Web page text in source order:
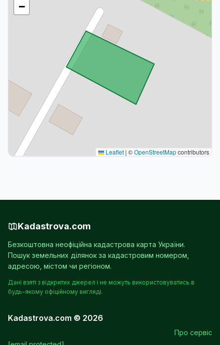
−
Leaflet | ©OpenStreetMapcontributors
Kadastrova.com
Безкоштовна неофіційна кадастрова карта України.
Пошук земельних ділянок за кадастровим номером,
адресою, містом чи регіоном.
Дані взяті з відкритих джерел і не можуть використовуватись в
будь-якому офіційному вигляді.
Kadastrova.com © 2026
Про сервіс